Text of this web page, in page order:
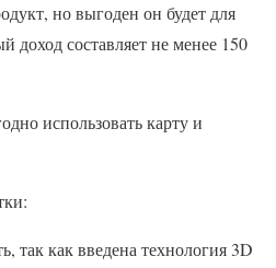
но выгоден он будет для
доход составляет не менее 150
использовать карту и
так как введена технология 3D